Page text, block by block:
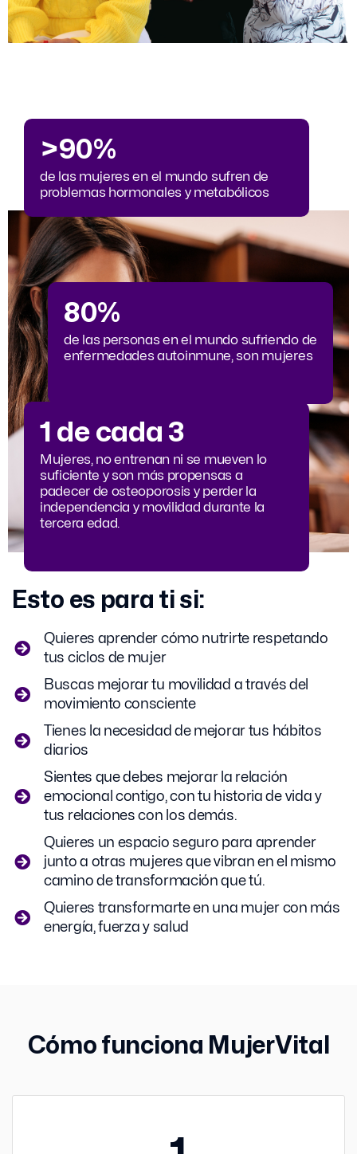
>90%
de las mujeres en el mundo sufren de
problemas hormonales y metabólicos
80%
de las personas en el mundo sufriendo de
enfermedades autoinmune, son mujeres
1 de cada 3
Mujeres, no entrenan ni se mueven lo
suficiente y son más propensas a
padecer de osteoporosis y perder la
independencia y movilidad durante la
tercera edad.
Esto es para ti si:
Quieres aprender cómo nutrirte respetando
tus ciclos de mujer
Buscas mejorar tu movilidad a través del
movimiento consciente
Tienes la necesidad de mejorar tus hábitos
diarios
Sientes que debes mejorar la relación
emocional contigo, con tu historia de vida y
tus relaciones con los demás.
Quieres un espacio seguro para aprender
junto a otras mujeres que vibran en el mismo
camino de transformación que tú.
Quieres transformarte en una mujer con más
energía, fuerza y salud
Cómo funciona MujerVital